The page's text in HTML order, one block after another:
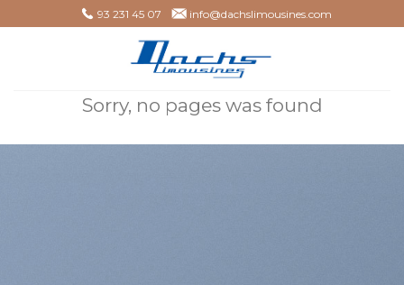
93 231 45 07 info@dachslimousines.com
Sorry, no pages was found